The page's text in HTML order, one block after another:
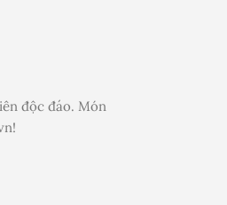
độc đáo. Món